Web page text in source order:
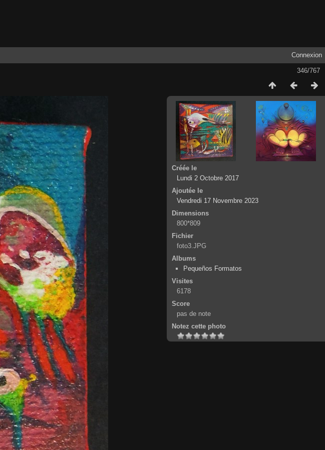
Connexion
346/767
Créée le
Lundi 2 Octobre 2017
Ajoutée le
Vendredi 17 Novembre 2023
Dimensions
800*809
Fichier
foto3.JPG
Albums
Pequeños Formatos
Visites
6178
Score
pas de note
Notez cette photo